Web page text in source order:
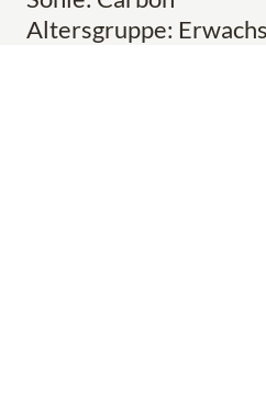
Altersgruppe: